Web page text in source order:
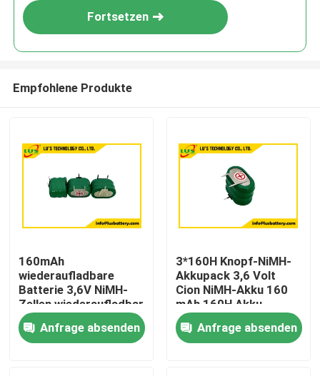
Fortsetzen
Empfohlene Produkte
160mAh
wiederaufladbare
Batterie 3,6V NiMH-
Zellen wiederaufladbar
kundenspezifisch
Anfrage absenden
3*160H Knopf-NiMH-
Akkupack 3,6 Volt
Cion NiMH-Akku 160
mAh 160H Akku
Anfrage absenden